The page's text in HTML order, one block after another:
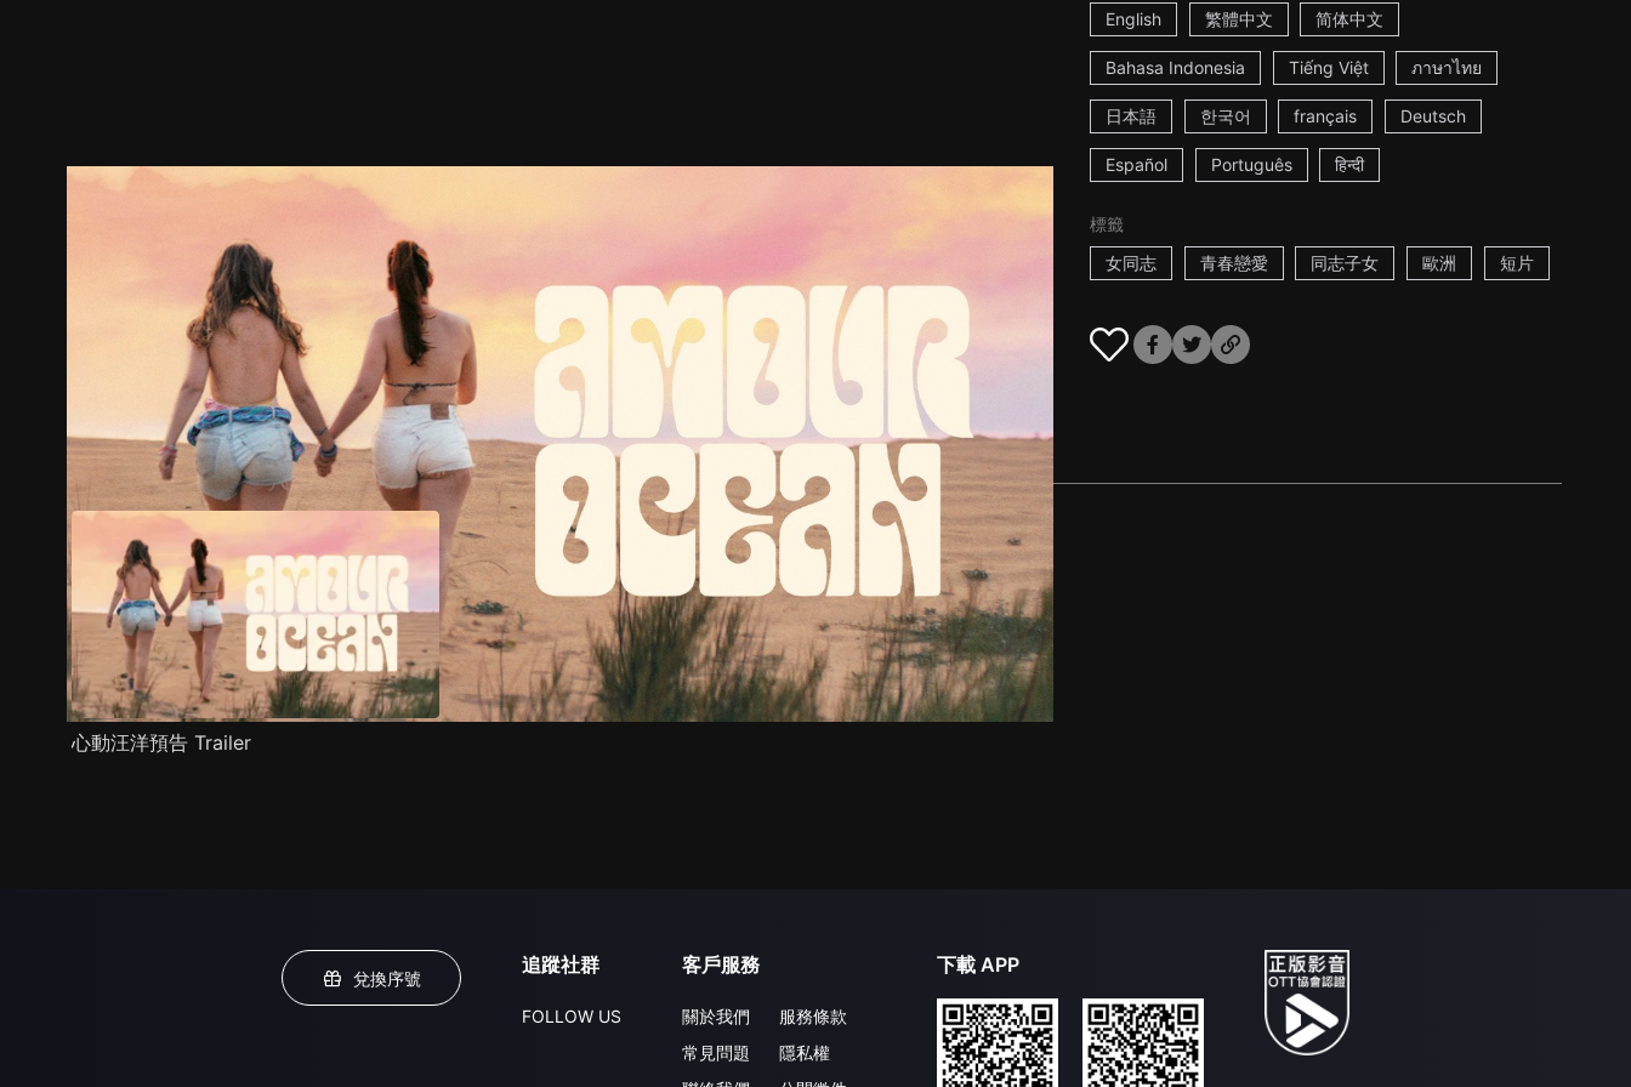
English 繁體中文 简体中文
Bahasa Indonesia Tiếng Việt ภาษาไทย
日本語 한국어 français Deutsch
Español Português हिन्दी
標籤
女同志
青春戀愛 同志子女 歐洲 短片
預告 劇照 推薦影片 劇情介紹
心動汪洋預告 Trailer
兌換序號
追蹤社群
FOLLOW US
客戶服務
關於我們
常見問題
服務條款
隱私權
下載 APP